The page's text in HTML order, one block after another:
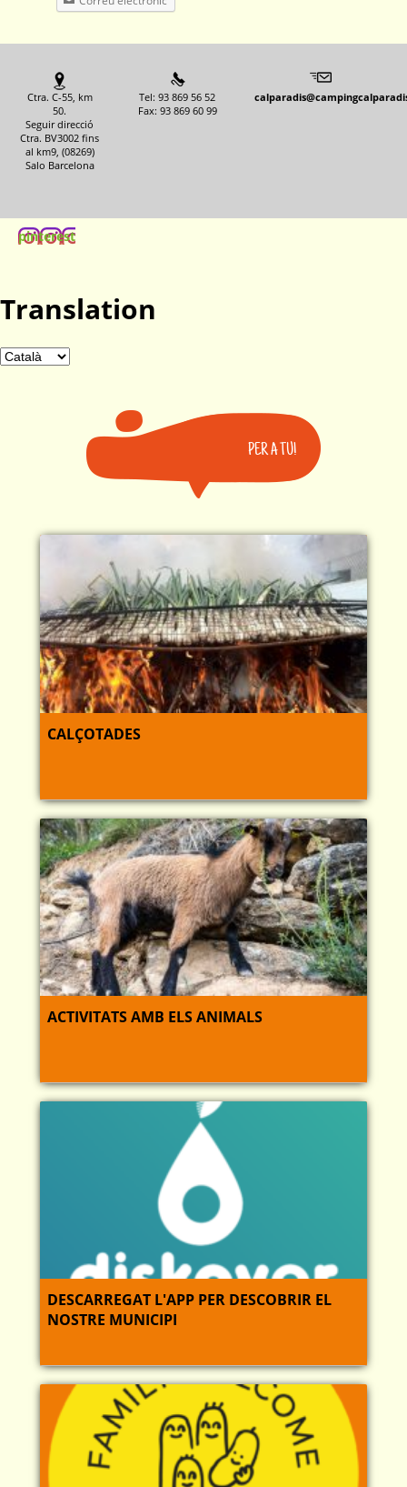
Ctra. C-55, km
50.
Seguir direcció
Ctra. BV3002 fins
al km9, (08269)
Salo Barcelona
Tel: 93 869 56 52
Fax: 93 869 60 99
pinterest
Translation
PER A TU!
CALÇOTADES
ACTIVITATS AMB ELS ANIMALS
DESCARREGAT L'APP PER DESCOBRIR EL
NOSTRE MUNICIPI